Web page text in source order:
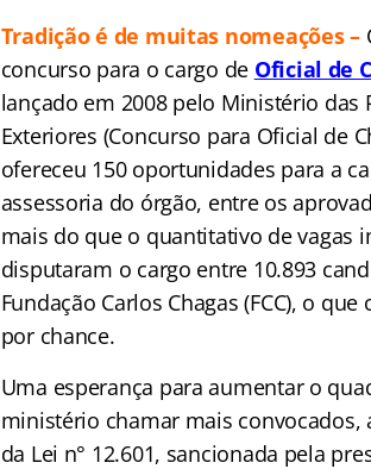
Tradição é de muitas nomeações –
concurso para o cargo de Oficial de
lançado em 2008 pelo Ministério das
Exteriores (Concurso para Oficial de
ofereceu 150 oportunidades para a
assessoria do órgão, entre os
mais do que o quantitativo de vagas
disputaram o cargo entre 10.893
Fundação Carlos Chagas (FCC), o
por chance.
Uma esperança para aumentar o
ministério chamar mais convocados,
da Lei n° 12.601, sancionada pela